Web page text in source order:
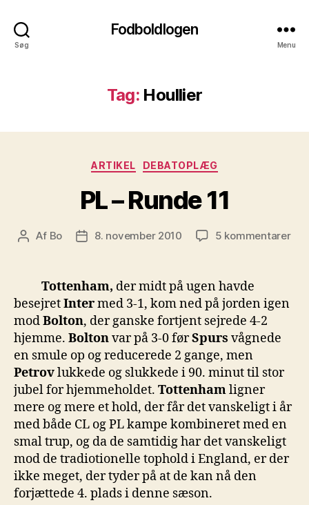
Søg
Fodboldlogen
Menu
Tag: Houllier
Kategorier
ARTIKEL DEBATOPLÆG
PL – Runde 11
Indlægsforfatter
Af Bo Indlægsdato
8. november 2010 5 kommentarertil
Tottenham, der midt på ugen havde
besejretIntermed 3-1, kom ned på jorden igen
modBolton, der ganske fortjent sejrede 4-2
hjemme. Boltonvar på 3-0 førSpurs vågnede
en smule op og reducerede 2 gange, men
Petrovlukkede og slukkede i 90. minut til stor
jubel for hjemmeholdet. Tottenhamligner
mere og mere et hold, der får det vanskeligt i år
med både CL og PL kampe kombineret med en
smal trup, og da de samtidig har det vanskeligt
mod de tradiotionelle tophold i England, er der
ikke meget, der tyder på at de kan nå den
forjættede 4. plads i denne sæson.